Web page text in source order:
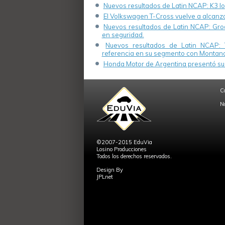
Nuevos resultados de Latin NCAP: K3
El Volkswagen T-Cross vuelve a
Nuevos resultados de Latin NCAP:
en seguridad.
Nuevos resultados de Latin
referencia en su segmento con
Honda Motor de Argentina presentó
©2007-2015 EduVia
Losino Producciones
Todos los derechos reservados.
Design By
JPLnet